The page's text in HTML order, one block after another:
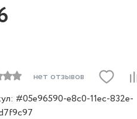
нет отзывов
#05e96590-e8c0-11ec-832e-